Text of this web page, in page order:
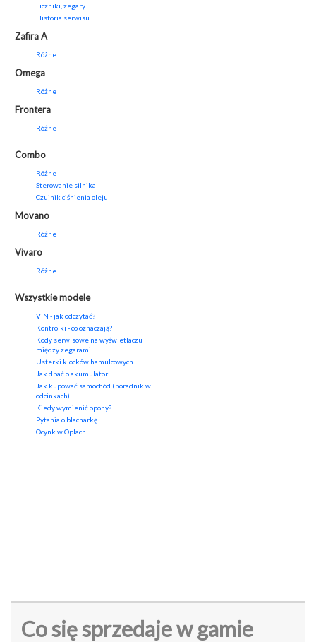
Liczniki, zegary
Historia serwisu
Zafira A
Różne
Omega
Różne
Frontera
Różne
Combo
Różne
Sterowanie silnika
Czujnik ciśnienia oleju
Movano
Różne
Vivaro
Różne
Wszystkie modele
VIN - jak odczytać?
Kontrolki - co oznaczają?
Kody serwisowe na wyświetlaczu
między zegarami
Usterki klocków hamulcowych
Jak dbać o akumulator
Jak kupować samochód (poradnik w
odcinkach)
Kiedy wymienić opony?
Pytania o blacharkę
Ocynk w Oplach
Co się sprzedaje w gamie